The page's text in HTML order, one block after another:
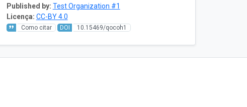
Published by: Test Organization #1
Licença: CC-BY 4.0
Como citar DOI 10.15469/qocoh1